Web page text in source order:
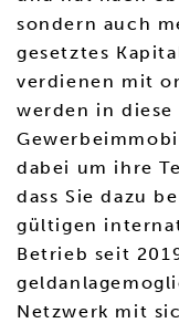
sondern auch
gesetztes
verdienen mit
werden in diese
dabei um ihre
dass Sie dazu
gültigen
Betrieb seit
Netzwerk mit